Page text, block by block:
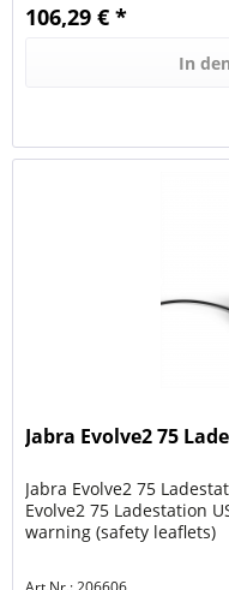
106,29 € *
In den
Jabra Evolve2 75
Jabra Evolve2 75
Evolve2 75 Ladestation
warning (safety leaflets)